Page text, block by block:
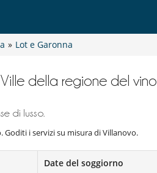
» Lot e Garonna
della regione del vino
di lusso.
i servizi su misura di Villanovo.
Date del soggiorno